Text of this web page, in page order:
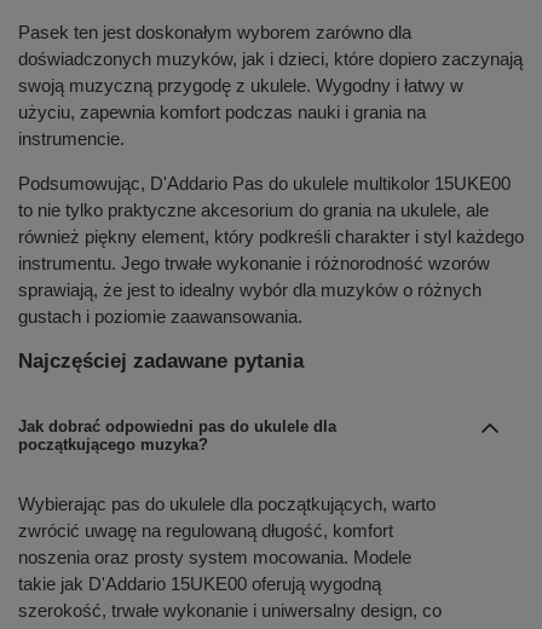
Pasek ten jest doskonałym wyborem zarówno dla
doświadczonych muzyków, jak i dzieci, które dopiero zaczynają
swoją muzyczną przygodę z ukulele. Wygodny i łatwy w
użyciu, zapewnia komfort podczas nauki i grania na
instrumencie.
Podsumowując, D'Addario Pas do ukulele multikolor 15UKE00
to nie tylko praktyczne akcesorium do grania na ukulele, ale
również piękny element, który podkreśli charakter i styl każdego
instrumentu. Jego trwałe wykonanie i różnorodność wzorów
sprawiają, że jest to idealny wybór dla muzyków o różnych
gustach i poziomie zaawansowania.
Najczęściej zadawane pytania
Jak dobrać odpowiedni pas do ukulele dla
początkującego muzyka?
Wybierając pas do ukulele dla początkujących, warto
zwrócić uwagę na regulowaną długość, komfort
noszenia oraz prosty system mocowania. Modele
takie jak D'Addario 15UKE00 oferują wygodną
szerokość, trwałe wykonanie i uniwersalny design, co